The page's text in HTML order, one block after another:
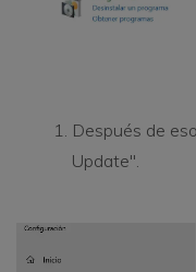
Después de
Update".